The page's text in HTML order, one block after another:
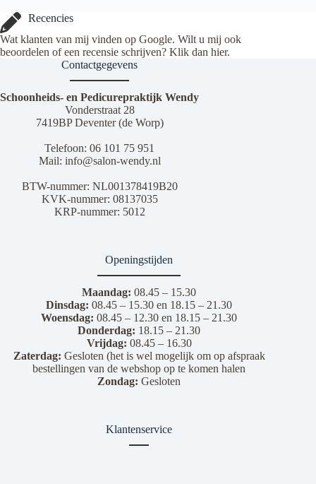
Recencies
Wat klanten van mij vinden op Google. Wilt u mij ook
beoordelen of een recensie schrijven? Klik dan hier.
Contactgegevens
Schoonheids- en Pedicurepraktijk Wendy
Vonderstraat 28
7419BP Deventer (de Worp)
Telefoon: 06 101 75 951
Mail: info@salon-wendy.nl
BTW-nummer: NL001378419B20
KVK-nummer: 08137035
KRP-nummer: 5012
Openingstijden
Maandag:08.45 – 15.30
Dinsdag: 08.45 – 15.30 en 18.15 – 21.30
Woensdag: 08.45 – 12.30 en 18.15 – 21.30
Donderdag: 18.15 – 21.30
Vrijdag: 08.45 – 16.30
Zaterdag: Gesloten (het is wel mogelijk om op afspraak
bestellingen van de webshop op te komen halen
Zondag: Gesloten
Klantenservice